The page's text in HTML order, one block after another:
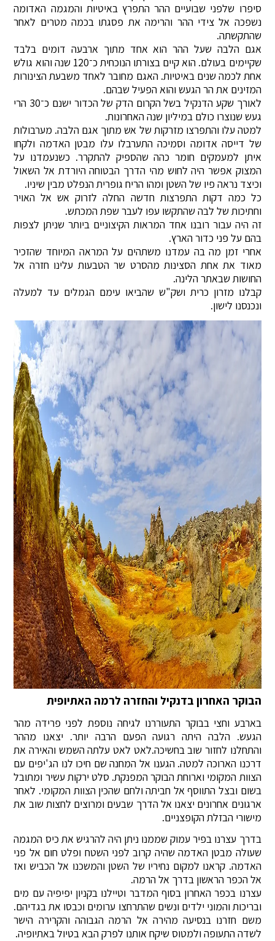
סיפרו שלפני שבועיים ההר התפרץ באיטיות והמגמה האדומה
נשפכה אל צידי ההר והרימה את פסגתו בכמה מטרים לאחר
שהתקשתה.
אגם הלבה שעל ההר הוא אחד מתוך ארבעה דומים בלבד
שקיימים בעולם. הוא קיים בצורתו הנוכחית כ־120 שנה והוא גולש
אחת לכמה שנים באיטיות. האגם מחובר לאחד משבעת הצינורות
המזינים את הר הגעש והוא הפעיל שבהם.
לאורך שקע הדנקיל בשל הקרום הדק של הכדור ישנם כ־30 הרי
געש שנוצרו כולם במיליון שנה האחרונות.
למטה עלו והתפרצו מזרקות של אש מתוך אגם הלבה. מערבולות
של דייסה אדומה וסמיכה התערבלו עלו מבטן האדמה ולקחו
איתן למעמקים חומר כהה שהספיק להתקרר. כשנעמדנו על
המצוק אפשר היה לחוש מהי הדרך הבטוחה היורדת אל השאול
וכיצד נראה פיו של השטן ומהו הריח גופרית הנפלט מבין שיניו.
כל כמה דקות התפרצות חדשה החלה לזרוק אש אל האויר
וחתיכות של לבה שהתקשו עפו לעבר שפת המכתש.
זה היה עבור רובנו אחד המראות הקיצוניים ביותר שניתן לצפות
בהם על פני כדור הארץ.
אחרי זמן מה בה עמדנו משתהים על המראה המיוחד שהזכיר
מאוד את אחת הסצינות מהסרט שר הטבעות עלינו חזרה אל
החושות שבאתר הלינה.
קבלנו מזרון כרית ושק"ש שהביאו עימם הגמלים עד למעלה
ונכנסנו לישון.
הבוקר האחרון בדנקיל והחזרה לרמה האתיופית
בארבע וחצי בבוקר התעוררנו לגיחה נוספת לפני פרידה מהר
הגעש. הלבה היתה רגועה הפעם הרבה יותר. יצאנו מההר
והתחלנו לחזור שוב בחשיכה.לאט לאט עלתה השמש והאירה את
דרכנו הארוכה למטה. הגענו אל המחנה שם חיכו לנו הג'יפים עם
הצוות המקומי וארוחת הבוקר המפנקת. סלט ירקות עשיר ומתובל
בשום ובצל התווסף אל חביתה ולחם שהכין הצוות המקומי. לאחר
ארגונים אחרונים יצאנו אל הדרך שבעים ומרוצים לחצות שוב את
מישורי הבזלת הקופצניים.
בדרך עצרנו בפיר עמוק שממנו ניתן היה להרגיש את כיס המגמה
שעולה מבטן האדמה שהיה קרוב לפני השטח ופלט חום אל פני
האדמה. קראנו למקום נחיריו של השטן והמשכנו אל הכביש ואז
אל הכפר הראשון בדרך אל הרמה.
עצרנו בכפר האחרון בסוף המדבר וטיילנו בקניון יפיפיה עם מים
ובריכות והמוני ילדים ונשים שהתרחצו ערומים וכבסו את בגדיהם.
משם חזרנו בנסיעה מהירה אל הרמה הגבוהה והקרירה הישר
לשדה התעופה ולמטוס שיקח אותנו לפרק הבא בטיול באתיופיה.